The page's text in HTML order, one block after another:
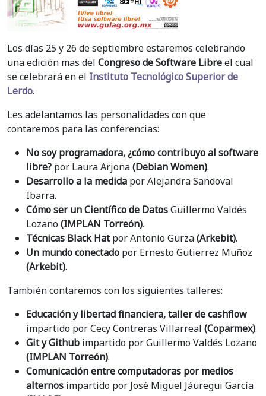
Los días 25 y 26 de septiembre estaremos celebrando
una edición mas del Congreso de Software Libreel cual
se celebrará en el Instituto Tecnológico Superior de
Lerdo.
Les adelantamos las personalidades con que
contaremos para las conferencias:
No soy programadora, ¿cómo contribuyo al software
libre? por Laura Arjona(Debian Women).
Desarrollo a la medida por Alejandra Sandoval
Ibarra.
Cómo ser un Científico de DatosGuillermo Valdés
Lozano(IMPLAN Torreón).
Técnicas Black Hatpor Antonio Gurza(Arkebit).
Un mundo conectado por Ernesto Gutierrez Muñoz
(Arkebit).
También contaremos con los siguientes talleres:
Educación y libertad financiera, taller de cashflow
impartido por Cecy Contreras Villarreal (Coparmex).
Git y Github impartido por Guillermo Valdés Lozano
(IMPLAN Torreón).
Comunicación entre computadoras por medios
alternos impartido por José Miguel Jáuregui García